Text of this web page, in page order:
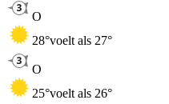
O
28°voelt als 27°
O
25°voelt als 26°